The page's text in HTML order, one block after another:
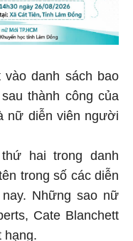
danh sách bao
thành công của
nữ diễn viên người
hai trong danh
trong số các diễn
Những sao nữ
Cate Blanchett